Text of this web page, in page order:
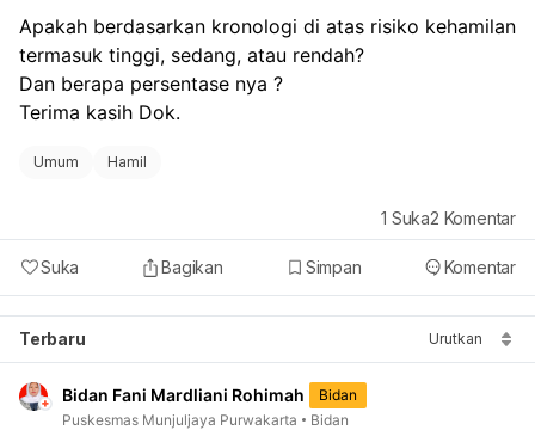
Apakah berdasarkan kronologi di atas risiko kehamilan
termasuk tinggi, sedang, atau rendah?
Dan berapa persentase nya ?
Terima kasih Dok.
Umum Hamil
Suka Bagikan Simpan Komentar
1 Suka2 Komentar
Terbaru Urutkan
Bidan Fani Mardliani Rohimah
Bidan
Puskesmas Munjuljaya Purwakarta
Bidan